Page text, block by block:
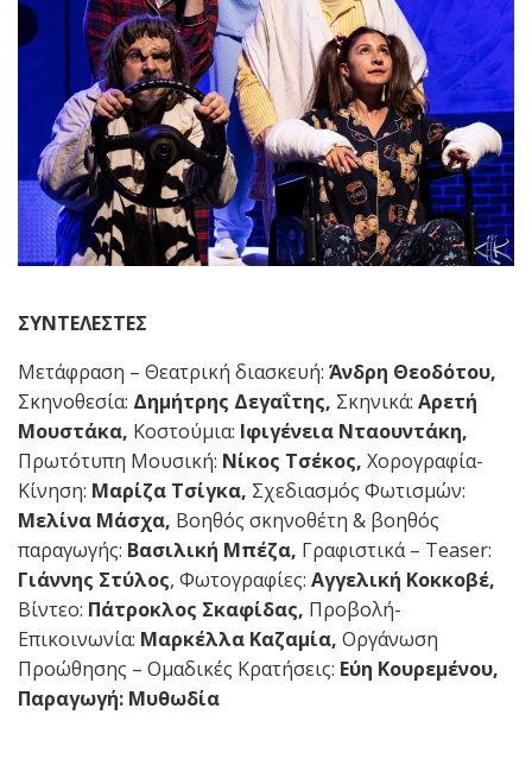
ΣΥΝΤΕΛΕΣΤΕΣ
Μετάφραση – Θεατρική διασκευή: Άνδρη Θεοδότου,
Σκηνοθεσία: Δημήτρης Δεγαΐτης, Σκηνικά: Αρετή
Μουστάκα, Κοστούμια: Ιφιγένεια Νταουντάκη,
Πρωτότυπη Μουσική: Νίκος Τσέκος, Χορογραφία-
Κίνηση: Μαρίζα Τσίγκα, Σχεδιασμός Φωτισμών:
Μελίνα Μάσχα, Βοηθός σκηνοθέτη & βοηθός
παραγωγής: Βασιλική Μπέζα, Γραφιστικά – Teaser:
Γιάννης Στύλος, Φωτογραφίες: Αγγελική Κοκκοβέ,
Βίντεο: Πάτροκλος Σκαφίδας, Προβολή-
Επικοινωνία: Μαρκέλλα Καζαμία, Οργάνωση
Προώθησης – Ομαδικές Κρατήσεις: Εύη Κουρεμένου,
Παραγωγή: Μυθωδία